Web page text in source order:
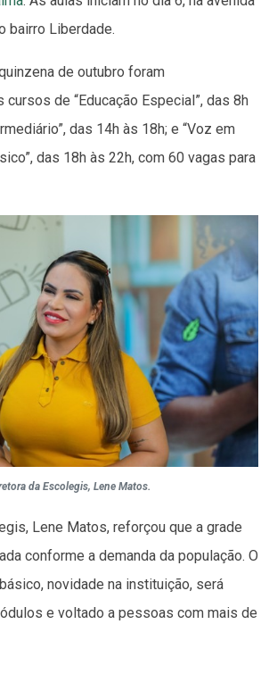
bairro Liberdade.
de outubro foram
de “Educação Especial”, das 8h
das 14h às 18h; e “Voz em
das 18h às 22h, com 60 vagas para
da Escolegis, Lene Matos.
Lene Matos, reforçou que a grade
conforme a demanda da população. O
novidade na instituição, será
e voltado a pessoas com mais de